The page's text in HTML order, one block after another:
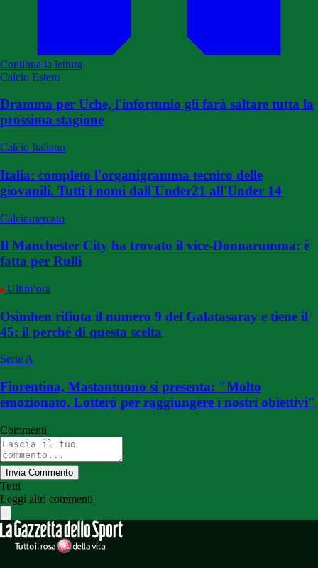
Continua la lettura
Calcio Estero
Dramma per Uche, l'infortunio gli farà saltare tutta la
prossima stagione
Calcio Italiano
Italia: completo l'organigramma tecnico delle
giovanili. Tutti i nomi dall'Under21 all'Under 14
Calciomercato
Il Manchester City ha trovato il vice-Donnarumma: è
fatta per Rulli
Ultim’ora
Osimhen rifiuta il numero 9 del Galatasaray e tiene il
45: il perché di questa scelta
Serie A
Fiorentina, Mastantuono si presenta: "Molto
emozionato. Lotterò per raggiungere i nostri obiettivi"
Commenti
Invia Commento
Tutti
Leggi altri commenti